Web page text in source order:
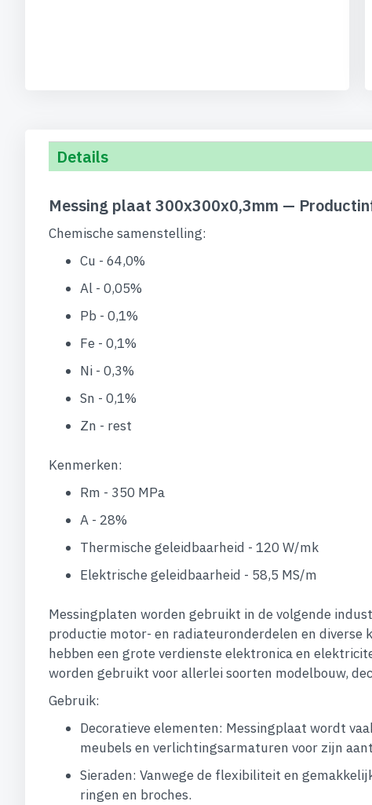
Details
Messing plaat 300x300x0,3mm —
Chemische samenstelling:
Cu - 64,0%
Al - 0,05%
Pb - 0,1%
Fe - 0,1%
Ni - 0,3%
Sn - 0,1%
Zn - rest
Kenmerken:
Rm - 350 MPa
A - 28%
Thermische geleidbaarheid - 120 W/mk
Elektrische geleidbaarheid - 58,5 MS/m
Messingplaten worden gebruikt in de volgende
productie motor- en radiateuronderdelen en
hebben een grote verdienste elektronica en
worden gebruikt voor allerlei soorten modelbouw,
Gebruik:
Decoratieve elementen: Messingplaat wordt
meubels en verlichtingsarmaturen voor zijn
Sieraden: Vanwege de flexibiliteit en
ringen en broches.